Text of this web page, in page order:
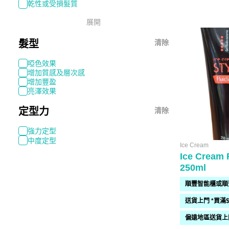
乾性或受損髮質
展開
髮型 清除
啞色效果
增加質感及層次感
增加豐盈
亮澤效果
定型力 清除
強力定型
中度定型
Ice Cream
Ice Cream
250ml